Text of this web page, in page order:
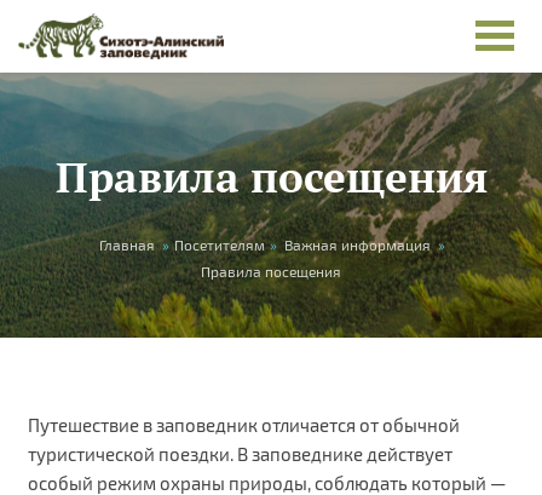
Перейти к основному содержанию
Правила посещения
Вы здесь
Главная » Посетителям » Важная информация »
Правила посещения
Путешествие в заповедник отличается от обычной
туристической поездки. В заповеднике действует
особый режим охраны природы, соблюдать который —